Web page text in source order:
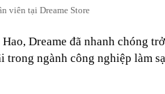
viên tại Dreame Store
Dreame đã nhanh chóng trở
trong ngành công nghiệp làm